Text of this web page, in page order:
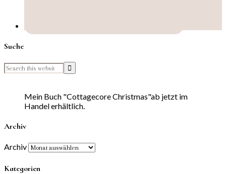
Suche
Mein Buch "Cottagecore Christmas"ab jetzt im
Handel erhältlich.
Archiv
Archiv
Kategorien